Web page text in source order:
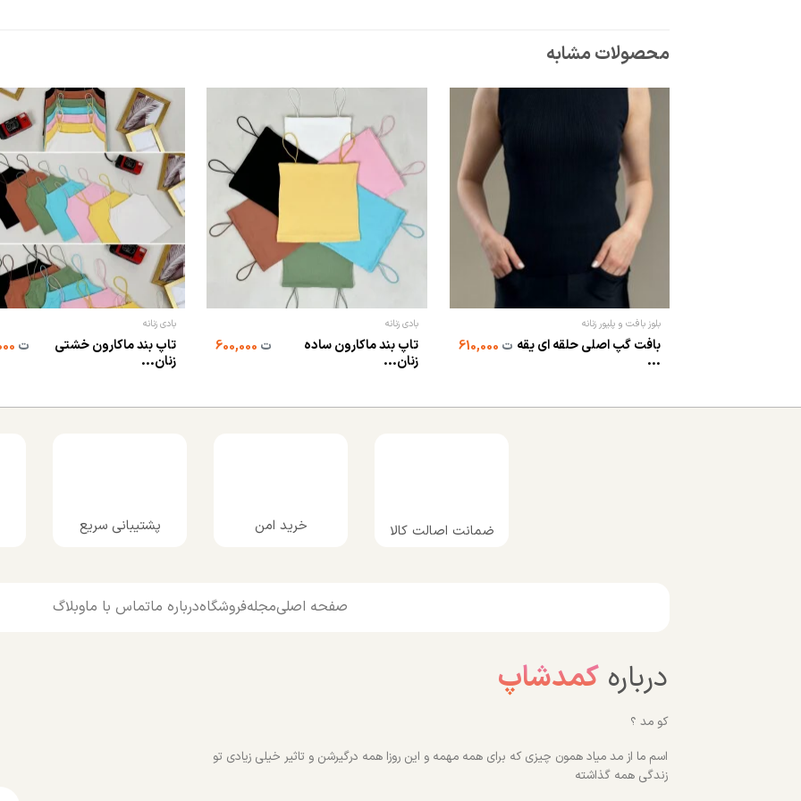
محصولات مشابه
بلوز بافت و پلیور زنانه
بافت گپ اصلی حلقه ای یقه
...
ت
بادی زنانه
تاپ بند ماکارون ساده
زنان...
ت
بادی زنانه
تاپ بند ماکارون خشتی
زنان...
ت
ضمانت اصالت کالا خرید امن پشتیبانی سریع
صفحه اصلیمجلهفروشگاهدرباره ماتماس با ماوبلاگ
دربارهکمدشاپ
کو مد ؟
اسم ما از مد میاد همون چیزی که برای همه مهمه و این روزا همه درگیرشن و تاثیر خیلی زیادی تو
زندگی همه گذاشته